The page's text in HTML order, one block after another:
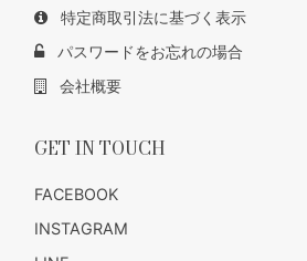
特定商取引法に基づく表示
パスワードをお忘れの場合
会社概要
GET IN TOUCH
FACEBOOK
INSTAGRAM